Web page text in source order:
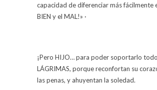
capacidad de diferenciar más fácilmente
BIEN y el MAL!» ·
¡Pero HIJO… para poder soportarlo
LÁGRIMAS, porque reconfortan su
las penas, y ahuyentan la soledad.